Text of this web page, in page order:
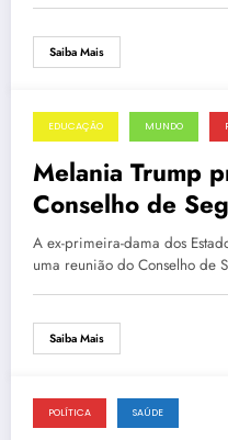
Saiba Mais
3 de março de 2026
EDUCAÇÃO MUNDO
Melania Trump
Conselho de
meio a tensões
A ex-primeira-dama dos
uma reunião do Conselho de
Saiba Mais
3 de março de 2026
POLÍTICA SAÚDE